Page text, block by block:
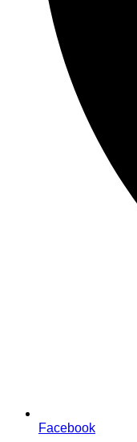
Facebook